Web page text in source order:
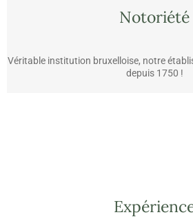
Notoriété
Véritable institution bruxelloise, notre
depuis 1750 !